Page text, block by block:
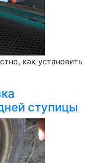
как установить
ступицы